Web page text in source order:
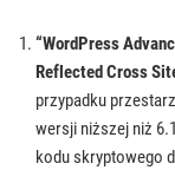
“WordPress
Reflected Cross
przypadku
wersji niższej niż
kodu skryptowego